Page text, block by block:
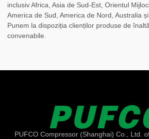
inclusiv Africa, Asia de Sud-Est, Orientul
America de Sud, America de Nord, Australia și
Punem la dispoziția clienților produse de
convenabile.
PUFCO Compressor (Shanghai) Co., Ltd.